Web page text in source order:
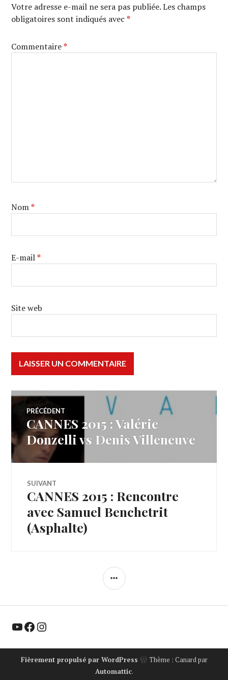
Votre adresse e-mail ne sera pas publiée. Les champs
obligatoires sont indiqués avec*
Commentaire*
Nom*
E-mail*
Site web
Navigation
de
l’article
PRÉCÉDENT
Article
précédent :
CANNES 2015 : Valérie
Donzelli vs Denis Villeneuve
SUIVANT
Article
CANNES 2015 : Rencontre
avec Samuel Benchetrit
(Asphalte)
COLONNE
YouTube Facebook Instagram
Fièrement propulsé par WordPress
Thème : Canard par
Automattic.